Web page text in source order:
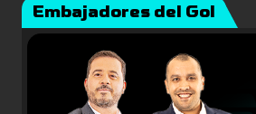
Embajadores del Gol